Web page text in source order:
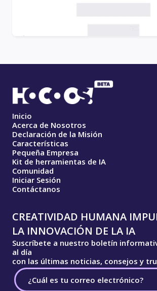
Inicio
Acerca de Nosotros
Declaración de la Misión
Características
Pequeña Empresa
Kit de herramientas de IA
Comunidad
Iniciar Sesión
Contáctanos
CREATIVIDAD HUMANA
LA INNOVACIÓN DE LA IA
Suscríbete a nuestro boletín
al día
con las últimas noticias, consejos y